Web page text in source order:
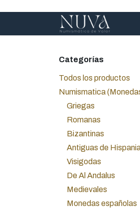
Ir al contenido
Categorías
Todos los productos
Numismatica
Griegas
Romanas
Bizantinas
Antiguas de
Visigodas
De Al Andalus
Medievales
Monedas españolas